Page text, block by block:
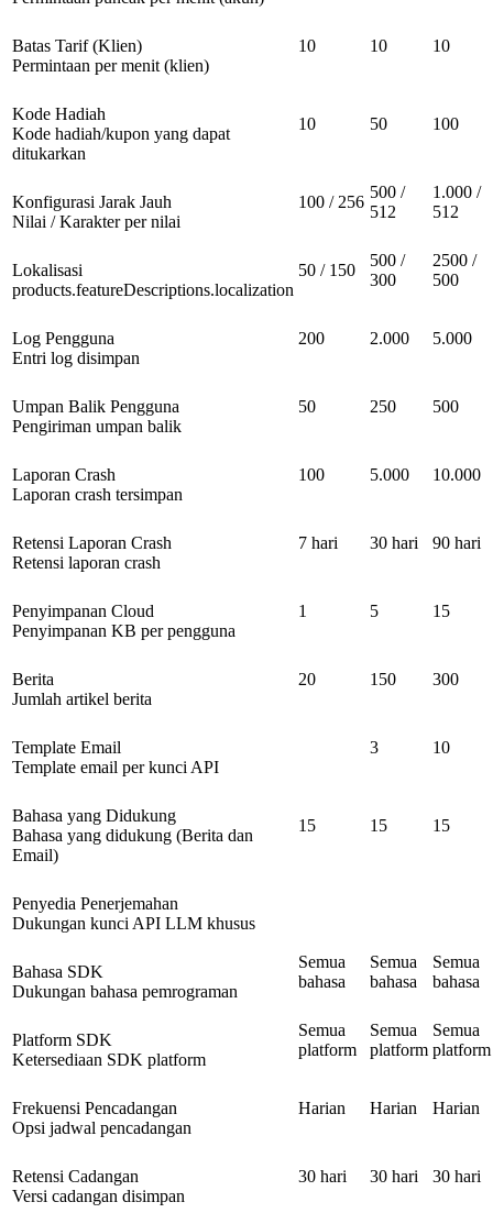
Batas Tarif (Klien)
Permintaan per menit (klien)
10 10 10
Kode Hadiah
Kode hadiah/kupon yang dapat
ditukarkan
10 50 100
Konfigurasi Jarak Jauh
Nilai / Karakter per nilai
100 / 256
500 /
512
1.000 /
512
Lokalisasi
products.featureDescriptions.localization
50 / 150
500 /
300
2500 /
500
Log Pengguna
Entri log disimpan
200 2.000 5.000
Umpan Balik Pengguna
Pengiriman umpan balik
50 250 500
Laporan Crash
Laporan crash tersimpan
100 5.000 10.000
Retensi Laporan Crash
Retensi laporan crash
7 hari 30 hari 90 hari
Penyimpanan Cloud
Penyimpanan KB per pengguna
1 5 15
Berita
Jumlah artikel berita
20 150 300
Template Email
Template email per kunci API
3 10
Bahasa yang Didukung
Bahasa yang didukung (Berita dan
Email)
15 15 15
Penyedia Penerjemahan
Dukungan kunci API LLM khusus
Bahasa SDK
Dukungan bahasa pemrograman
Semua
bahasa
Semua
bahasa
Semua
bahasa
Platform SDK
Ketersediaan SDK platform
Semua
platform
Semua
platform
Semua
platform
Frekuensi Pencadangan
Opsi jadwal pencadangan
Harian Harian Harian
Retensi Cadangan
Versi cadangan disimpan
30 hari 30 hari 30 hari